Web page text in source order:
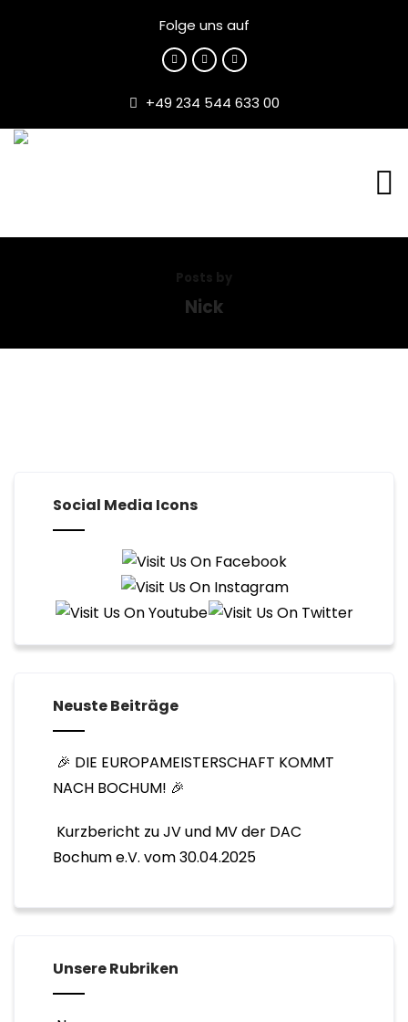
Folge uns auf
+49 234 544 633 00
Posts by
Nick
Social Media Icons
Neuste Beiträge
🎉 DIE EUROPAMEISTERSCHAFT KOMMT
NACH BOCHUM! 🎉
Kurzbericht zu JV und MV der DAC
Bochum e.V. vom 30.04.2025
Unsere Rubriken